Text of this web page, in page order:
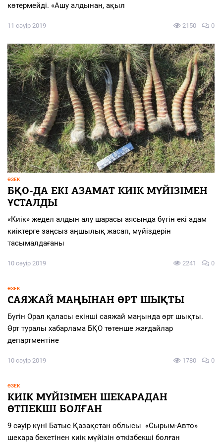
көтермейді. «Ашу алдынан, ақыл
11 сәуір 2019 2150 0
ӨЗЕК
БҚО-ДА ЕКІ АЗАМАТ КИІК МҮЙІЗІМЕН
ҰСТАЛДЫ
«Киік» жедел алдын алу шарасы аясында бүгін екі адам
киіктерге заңсыз аңшылық жасап, мүйіздерін
тасымалдағаны
10 сәуір 2019 2241 0
ӨЗЕК
САЯЖАЙ МАҢЫНАН ӨРТ ШЫҚТЫ
Бүгін Орал қаласы екінші саяжай маңында өрт шықты.
Өрт туралы хабарлама БҚО төтенше жағдайлар
департментіне
10 сәуір 2019 1780 0
ӨЗЕК
КИІК МҮЙІЗІМЕН ШЕКАРАДАН
ӨТПЕКШІ БОЛҒАН
9 сәуір күні Батыс Қазақстан облысы «Сырым-Авто»
шекара бекетінен киік мүйізін өткізбекші болған